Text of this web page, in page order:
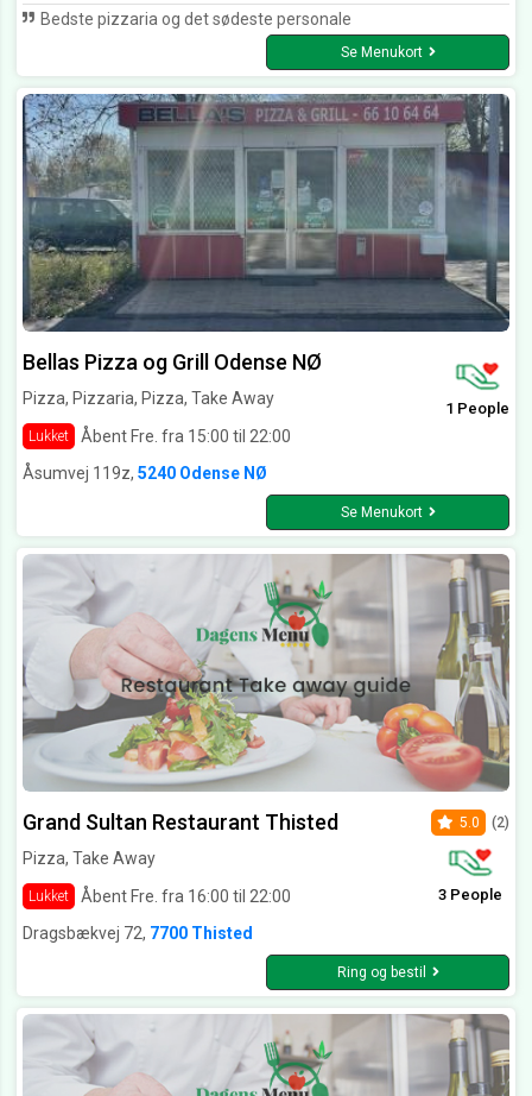
Bedste pizzaria og det sødeste personale
Se Menukort
Bellas Pizza og Grill Odense NØ
Pizza, Pizzaria, Pizza, Take Away
Lukket Åbent Fre. fra 15:00 til 22:00
1 People
Åsumvej 119z, 5240 Odense NØ
Se Menukort
Grand Sultan Restaurant Thisted
Pizza, Take Away
Lukket Åbent Fre. fra 16:00 til 22:00
5.0 (2)
3 People
Dragsbækvej 72, 7700 Thisted
Ring og bestil